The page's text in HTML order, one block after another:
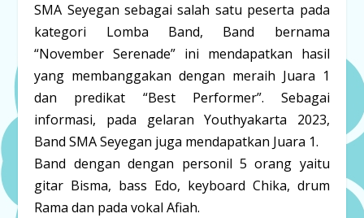
SMA Seyegan sebagai salah satu peserta pada
kategori Lomba Band, Band bernama
“November Serenade” ini mendapatkan hasil
yang membanggakan dengan meraih Juara 1
dan predikat “Best Performer”. Sebagai
informasi, pada gelaran Youthyakarta 2023,
Band SMA Seyegan juga mendapatkan Juara 1.
Band dengan dengan personil 5 orang yaitu
gitar Bisma, bass Edo, keyboard Chika, drum
Rama dan pada vokal Afiah.